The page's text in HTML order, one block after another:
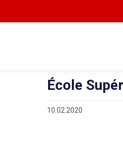
École
10.02.2020